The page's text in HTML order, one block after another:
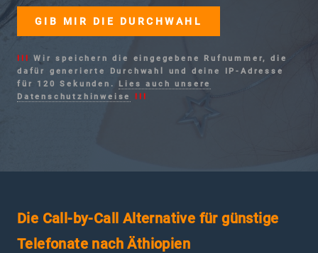
!!!
Wir speichern die eingegebene Rufnummer, die
dafür generierte Durchwahl und deine IP-Adresse
für 120 Sekunden. Lies auch unsere
Datenschutzhinweise
!!!
Die Call-by-Call Alternative für günstige
Telefonate nach Äthiopien